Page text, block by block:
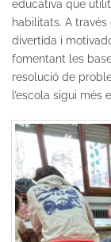
educativa que
habilitats. A
divertida i
fomentant les
resolució de
l’escola sigui